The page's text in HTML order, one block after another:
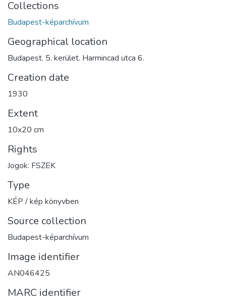
Collections
Budapest-képarchívum
Geographical location
Budapest. 5. kerület. Harmincad utca 6.
Creation date
1930
Extent
10x20 cm
Rights
Jogok: FSZEK
Type
KÉP / kép könyvben
Source collection
Budapest-képarchívum
Image identifier
AN046425
MARC identifier